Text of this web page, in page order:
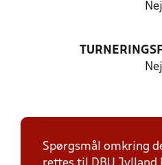
Nej
Nej
Spørgsmål omkring